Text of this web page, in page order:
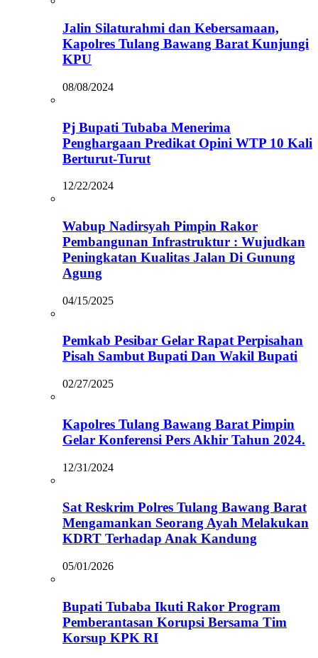
Jalin Silaturahmi dan Kebersamaan,
Kapolres Tulang Bawang Barat Kunjungi
KPU
08/08/2024
Pj Bupati Tubaba Menerima
Penghargaan Predikat Opini WTP 10 Kali
Berturut-Turut
12/22/2024
Wabup Nadirsyah Pimpin Rakor
Pembangunan Infrastruktur : Wujudkan
Peningkatan Kualitas Jalan Di Gunung
Agung
04/15/2025
Pemkab Pesibar Gelar Rapat Perpisahan
Pisah Sambut Bupati Dan Wakil Bupati
02/27/2025
Kapolres Tulang Bawang Barat Pimpin
Gelar Konferensi Pers Akhir Tahun 2024.
12/31/2024
Sat Reskrim Polres Tulang Bawang Barat
Mengamankan Seorang Ayah Melakukan
KDRT Terhadap Anak Kandung
05/01/2026
Bupati Tubaba Ikuti Rakor Program
Pemberantasan Korupsi Bersama Tim
Korsup KPK RI